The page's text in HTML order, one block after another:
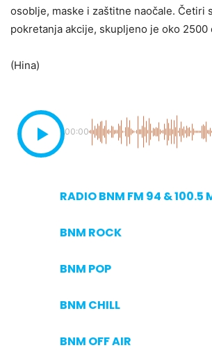
osoblje, maske i zaštitne naočale. Četiri
pokretanja akcije, skupljeno je oko 2500
(Hina)
00:00
RADIO BNM FM 94 & 100.5
BNM ROCK
BNM POP
BNM CHILL
BNM OFF AIR